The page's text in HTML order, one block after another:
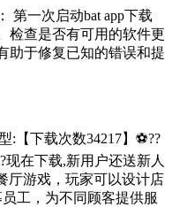
第一次启动bat app下载
检查是否有可用的软件更
助于修复已知的错误和提
:【下载次数34217】⚽??
现在下载,新用户还送新人
厅游戏，玩家可以设计店
工，为不同顾客提供服